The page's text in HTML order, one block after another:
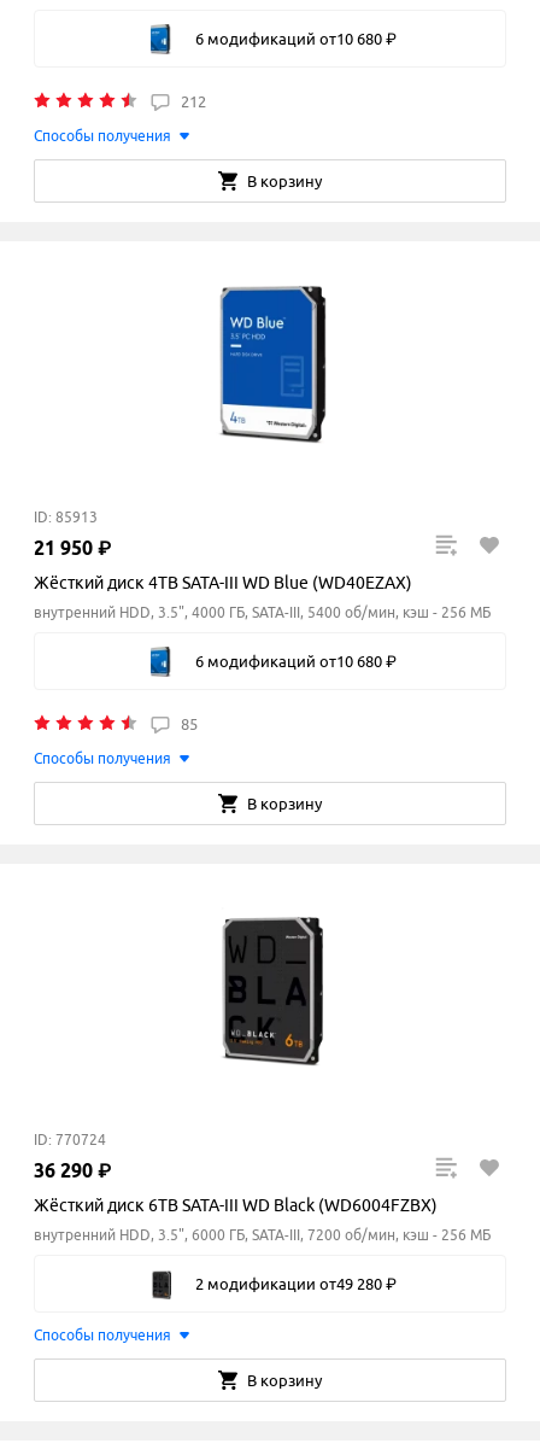
6 модификаций от10 680 ₽
212
Способы получения
В корзину
ID: 85913
21 950 ₽
Жёсткий диск 4TB SATA-III WD Blue (WD40EZAX)
внутренний HDD, 3.5", 4000 ГБ, SATA-III, 5400 об/мин, кэш - 256 МБ
6 модификаций от10 680 ₽
85
Способы получения
В корзину
ID: 770724
36 290 ₽
Жёсткий диск 6TB SATA-III WD Black (WD6004FZBX)
внутренний HDD, 3.5", 6000 ГБ, SATA-III, 7200 об/мин, кэш - 256 МБ
2 модификации от49 280 ₽
Способы получения
В корзину